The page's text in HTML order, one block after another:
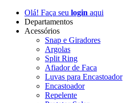
Olá! Faça seu login aqui
Departamentos
Acessórios
Snap e Giradores
Argolas
Split Ring
Afiador de Faca
Luvas para Encastoador
Encastoador
Repelente